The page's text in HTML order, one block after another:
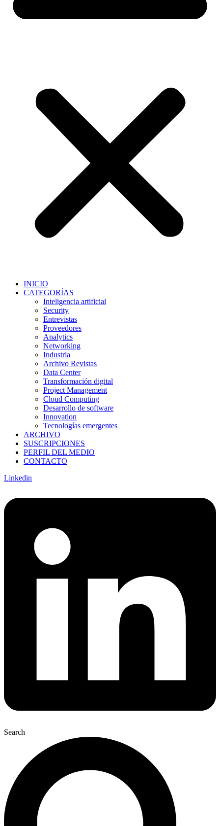
INICIO
CATEGORÍAS
Inteligencia artificial
Security
Entrevistas
Proveedores
Analytics
Networking
Industria
Archivo Revistas
Data Center
Transformación digital
Project Management
Cloud Computing
Desarrollo de software
Innovation
Tecnologías emergentes
ARCHIVO
SUSCRIPCIONES
PERFIL DEL MEDIO
CONTACTO
Linkedin
Search